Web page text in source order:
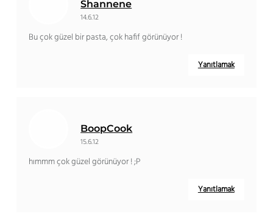
Shannene
14.6.12
Bu çok güzel bir pasta, çok hafif görünüyor !
Yanıtlamak
BoopCook
15.6.12
hımmm çok güzel görünüyor ! ;P
Yanıtlamak